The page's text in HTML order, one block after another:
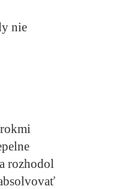
nie
rozhodol